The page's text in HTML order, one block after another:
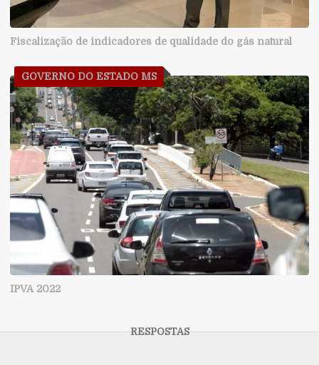
Fiscalização de indicadores de qualidade do gás natural
GOVERNO DO ESTADO MS
IPVA 2022